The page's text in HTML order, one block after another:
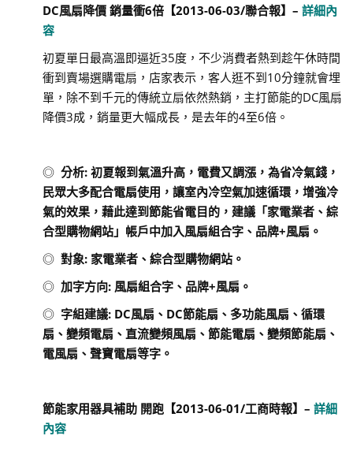
DC風扇降價 銷量衝6倍【2013-06-03/聯合報】 – 詳細內
容
初夏單日最高溫即逼近35度，不少消費者熱到趁午休時間
衝到賣場選購電扇，店家表示，客人逛不到10分鐘就會埋
單，除不到千元的傳統立扇依然熱銷，主打節能的DC風扇
降價3成，銷量更大幅成長，是去年的4至6倍。
◎ 分析: 初夏報到氣溫升高，電費又調漲，為省冷氣錢，
民眾大多配合電扇使用，讓室內冷空氣加速循環，增強冷
氣的效果，藉此達到節能省電目的，建議「家電業者、綜
合型購物網站」帳戶中加入風扇組合字、品牌+風扇。
◎ 對象: 家電業者、綜合型購物網站。
◎ 加字方向: 風扇組合字、品牌+風扇。
◎ 字組建議: DC風扇、 DC節能扇、多功能風扇、循環
扇、變頻電扇、直流變頻風扇、節能電扇、變頻節能扇、
電風扇、聲寶電扇等字。
節能家用器具補助 開跑 【2013-06-01/工商時報】 – 詳細
內容